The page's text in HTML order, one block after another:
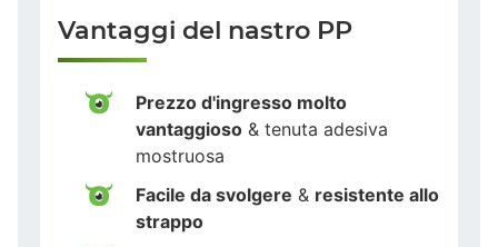
Vantaggi del nastro PP
Prezzo d'ingresso molto
vantaggioso & tenuta adesiva
mostruosa
Facile da svolgere & resistente allo
strappo